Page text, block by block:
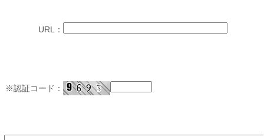
URL：
※認証コード：